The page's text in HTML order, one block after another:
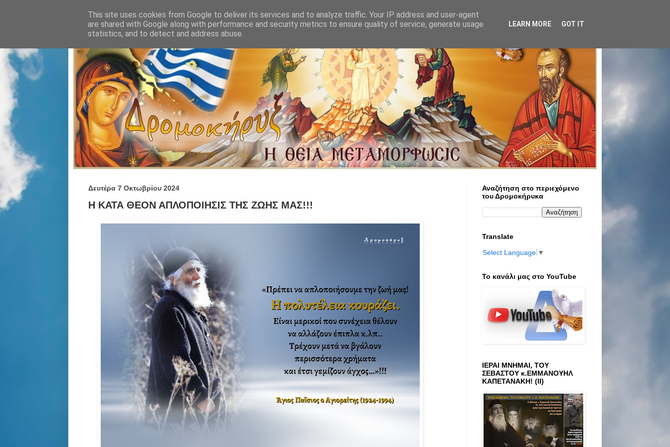
Δευτέρα 7 Οκτωβρίου 2024
Η ΚΑΤΑ ΘΕΟΝ ΑΠΛΟΠΟΙΗΣΙΣ ΤΗΣ ΖΩΗΣ ΜΑΣ!!!
Αναζήτηση στο περιεχόμενο
του Δρομοκήρυκα
Translate
Select Language ▼
Το κανάλι μας στο ΥοuTube
ΙΕΡΑΙ ΜΝΗΜΑΙ, ΤΟΥ
ΣΕΒΑΣΤΟΥ κ.ΕΜΜΑΝΟΥΗΛ
ΚΑΠΕΤΑΝΑΚΗ! (ΙΙ)
This site uses cookies from Google to deliver its services and to analyze traffic. Your IP address and user-agent
are shared with Google along with performance and security metrics to ensure quality of service, generate usage
statistics, and to detect and address abuse.
LEARN MORE GOT IT